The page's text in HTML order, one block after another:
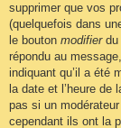
supprimer que vos
(quelquefois dans
le bouton modifierdu
répondu au
indiquant qu’il a été
la date et l’heure de
pas si un
cependant ils ont la